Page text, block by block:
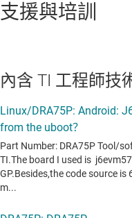
支援與培訓
內含 TI 工程師技